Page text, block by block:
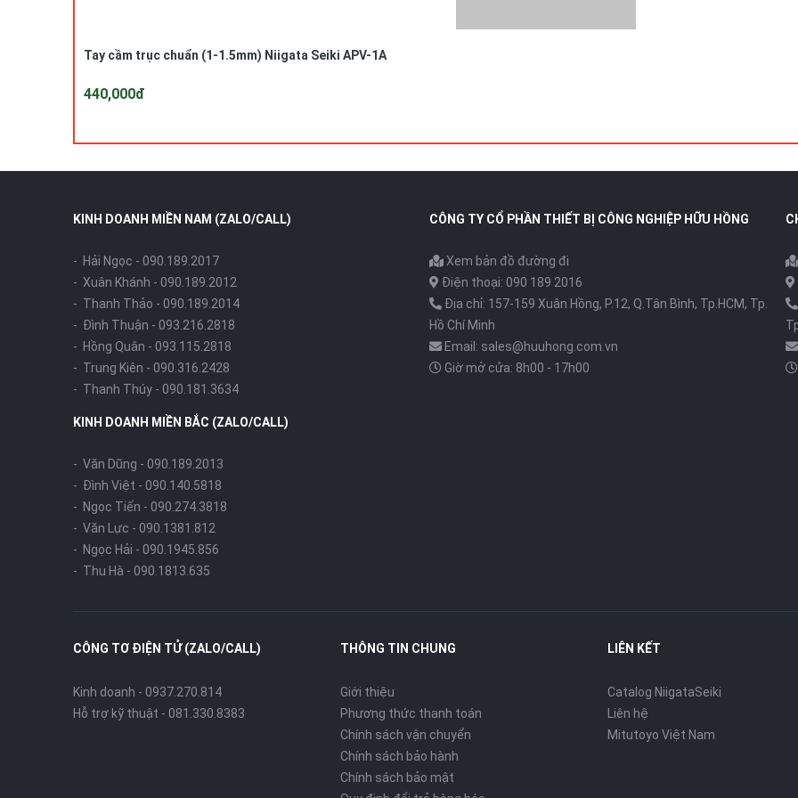
Tay cầm trục chuẩn (1-1.5mm) Niigata Seiki APV-1A
440,000đ
KINH DOANH MIỀN NAM (ZALO/CALL)
- Hải Ngọc - 090.189.2017
- Xuân Khánh - 090.189.2012
- Thanh Thảo - 090.189.2014
- Đình Thuận - 093.216.2818
- Hồng Quân - 093.115.2818
- Trung Kiên - 090.316.2428
- Thanh Thúy - 090.181.3634
KINH DOANH MIỀN BẮC (ZALO/CALL)
- Văn Dũng - 090.189.2013
- Đình Việt - 090.140.5818
- Ngọc Tiến - 090.274.3818
- Văn Lực - 090.1381.812
- Ngọc Hải - 090.1945.856
- Thu Hà - 090.1813.635
CÔNG TY CỔ PHẦN THIẾT BỊ CÔNG NGHIỆP HỮU HỒNG
Xem bản đồ đường đi
Điện thoại: 090 189 2016
Địa chỉ: 157-159 Xuân Hồng, P.12, Q.Tân Bình, Tp.HCM, Tp.
Hồ Chí Minh
Email: sales@huuhong.com.vn
Giờ mở cửa: 8h00 - 17h00
CÔNG TƠ ĐIỆN TỬ (ZALO/CALL)
Kinh doanh - 0937.270.814
Hỗ trợ kỹ thuật - 081.330.8383
THÔNG TIN CHUNG
Giới thiệu
Phương thức thanh toán
Chính sách vận chuyển
Chính sách bảo hành
Chính sách bảo mật
LIÊN KẾT
Catalog NiigataSeiki
Liên hệ
Mitutoyo Việt Nam